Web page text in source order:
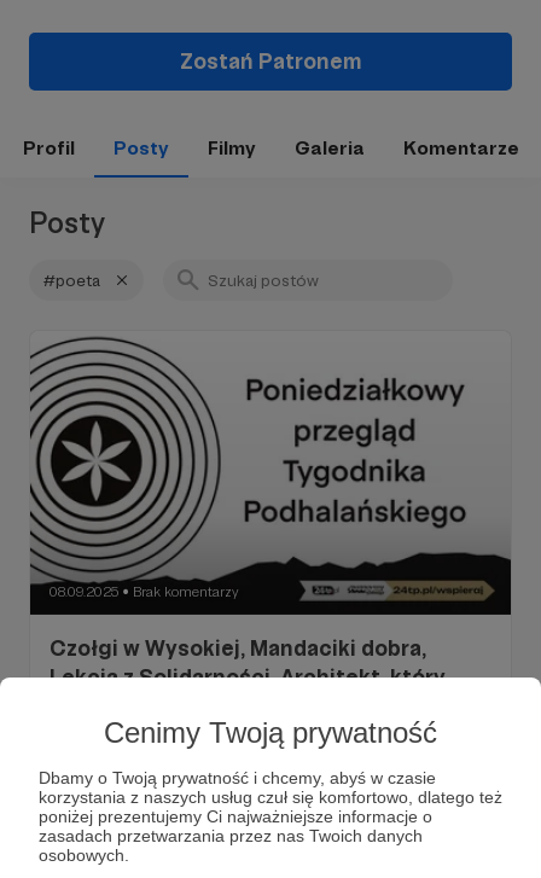
Cenimy Twoją prywatność
Dbamy o Twoją prywatność i chcemy, abyś w czasie
korzystania z naszych usług czuł się komfortowo, dlatego też
poniżej prezentujemy Ci najważniejsze informacje o
zasadach przetwarzania przez nas Twoich danych
osobowych.
Zostań Patronem
Profil Posty Filmy Galeria Komentarze
Posty
#poeta
08.09.2025 ● Brak komentarzy
Czołgi w Wysokiej, Mandaciki dobra,
Lekcja z Solidarności, Architekt, który
górali, Czarodziejski duet, Poetyckimi
matematyk wrócił do Ostrowska, oraz
horoskop
Zapraszamy na kolejny ekscytujący przegląd z
najnowszego wydania Tygodnika Podhalańskiego.